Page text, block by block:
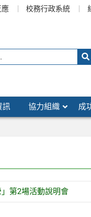
應 校務行政系統
訊 協力組織 成
第2場活動說明會